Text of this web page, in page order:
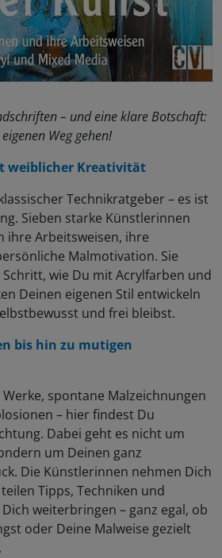
– und eine klare Botschaft:
Weg gehen!
weiblicher Kreativität
Technikratgeber – es ist
Sieben starke Künstlerinnen
ihre Arbeitsweisen, ihre
Malmotivation. Sie
wie Du mit Acrylfarben und
Deinen eigenen Stil entwickeln
und frei bleibst.
bis hin zu mutigen
spontane Malzeichnungen
– hier findest Du
Dabei geht es nicht um
um Deinen ganz
Die Künstlerinnen nehmen Dich
Tipps, Techniken und
weiterbringen – ganz egal, ob
oder Deine Malweise gezielt